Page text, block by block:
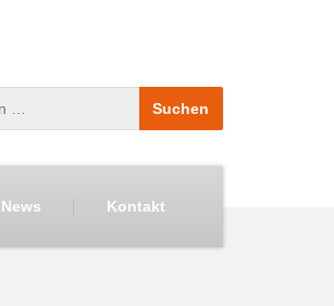
News Kontakt